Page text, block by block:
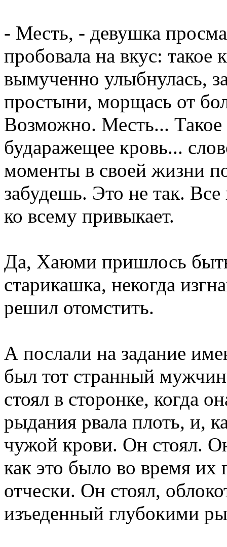
- Месть, - девушка
пробовала на вкус:
вымученно улыбнулась,
простыни, морщась от
Возможно. Месть... Такое
бударажещее кровь...
моменты в своей жизни
забудешь. Это не так.
ко всему привыкает.
Да, Хаюми пришлось
старикашка, некогда
решил отомстить.
А послали на задание
был тот странный
стоял в сторонке, когда
рыдания рвала плоть, и,
чужой крови. Он стоял.
как это было во время их
отчески. Он стоял,
изъеденный глубокими